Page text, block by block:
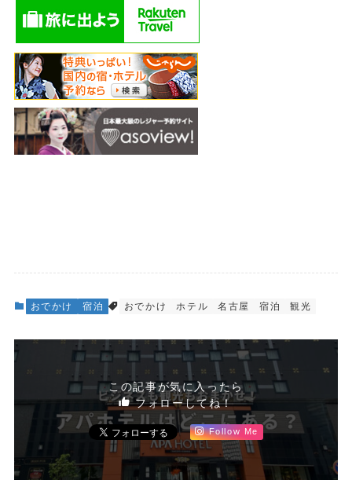
おでかけ 宿泊 おでかけ ホテル 名古屋 宿泊 観光
この記事が気に入ったら
フォローしてね！
Follow Me